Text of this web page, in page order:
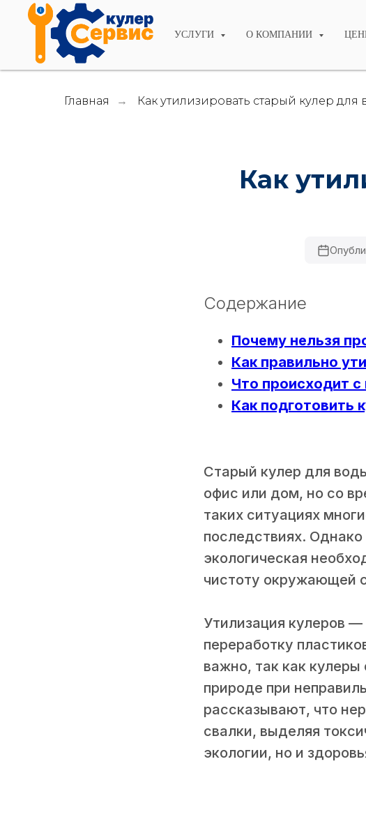
УСЛУГИ О КОМПАНИИ
Главная → Как утилизировать старый кулер для
Как
Содержание
Почему нельзя
Как правильно
Что происходит
Как подготовить
Старый кулер для
офис или дом, но со
таких ситуациях
последствиях.
экологическая
чистоту окружающей
Утилизация кулеров
переработку
важно, так как
природе при
рассказывают, что
свалки, выделяя
экологии, но и